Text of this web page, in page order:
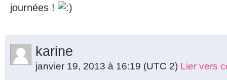
journées !
karine
janvier 19, 2013 à 16:19 (UTC 2) Lier vers